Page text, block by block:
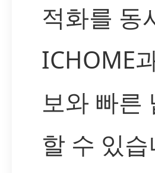
적화를 동
ICHOME
보와 빠른
할 수 있